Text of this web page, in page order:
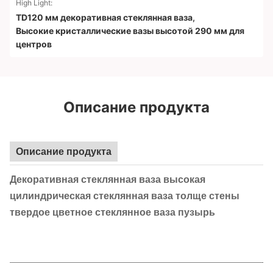
High Light:
TD120 мм декоративная стеклянная ваза,
Высокие кристаллические вазы высотой 290 мм для
центров
Описание продукта
Описание продукта
Декоративная стеклянная ваза высокая
цилиндрическая стеклянная ваза толще стены
твердое цветное стеклянное ваза пузырь